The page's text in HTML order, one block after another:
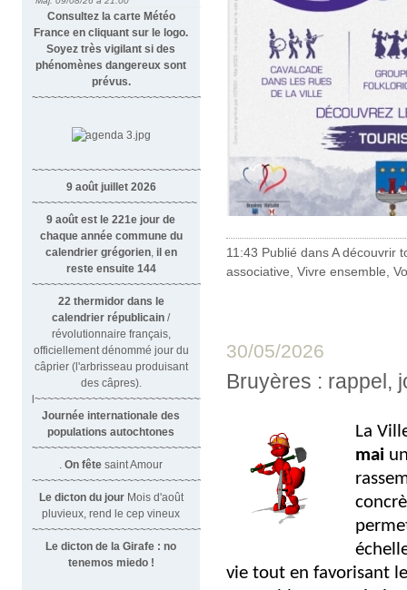
Consultez la carte Météo
France en cliquant sur le logo.
Soyez très vigilant si des
phénomènes dangereux sont
prévus.
~~~~~~~~~~~~~~~~~~~~~~~~~~~~
~~~~~~~~~~~~~~~~~~~~~~~~~~~~~~
9 août juillet 2026
~~~~~~~~~~~~~~~~~~~~~~~~~~
9 août est le 221e jour de
chaque année commune du
calendrier grégorien il en
reste ensuite 144
~~~~~~~~~~~~~~~~~~~~~~~~~~~~~~~~
22 thermidor dans le
calendrier républicain /
révolutionnaire français,
officiellement dénommé jour du
câprier (l'arbrisseau produisant
des câpres).
l~~~~~~~~~~~~~~~~~~~~~~~~~~~
Journée internationale des
populations autochtones
~~~~~~~~~~~~~~~~~~~~~~~~~~~
On fêtesaint Amour
~~~~~~~~~~~~~~~~~~~~~~~~~~~~~~
Le dicton du jour Mois d'août
pluvieux, rend le cep vineux
~~~~~~~~~~~~~~~~~~~~~~~~~~~~~~~
Le dicton de la Girafe : no
tenemos miedo !
11:43 Publié dansA découvrir
associative Vivre ensemble
30/05/2026
Bruyères : rappel,
La
mai
vie tout en favorisant